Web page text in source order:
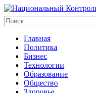
Главная
Политика
Бизнес
Технологии
Образование
Общество